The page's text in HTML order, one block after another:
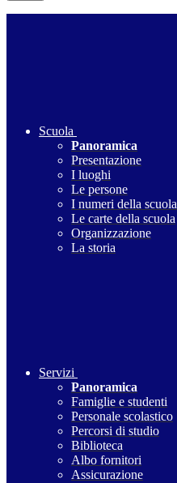
Scuola
Panoramica
Presentazione
I luoghi
Le persone
I numeri della scuola
Le carte della scuola
Organizzazione
La storia
Servizi
Panoramica
Famiglie e studenti
Personale scolastico
Percorsi di studio
Biblioteca
Albo fornitori
Assicurazione